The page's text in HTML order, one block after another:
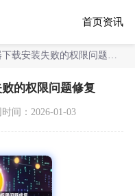
首页资讯
下载安装失败的权限问题修
的权限问题修复
时间：2026-01-03